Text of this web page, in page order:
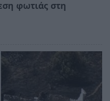
φωτιάς στη